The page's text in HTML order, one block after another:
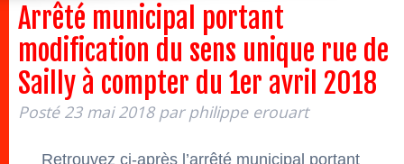
Arrêté municipal portant
modification du sens unique rue de
Sailly à compter du 1er avril 2018
Posté 23 mai 2018 par philippe erouart
Retrouvez ci-après l’arrêté municipal portant